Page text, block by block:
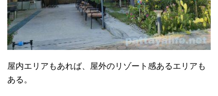
屋内エリアもあれば、屋外のリゾート感あるエリアも
ある。